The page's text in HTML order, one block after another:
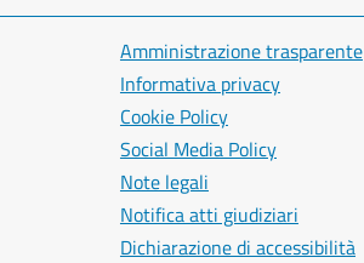
Amministrazione trasparente
Informativa privacy
Cookie Policy
Social Media Policy
Note legali
Notifica atti giudiziari
Dichiarazione di accessibilità